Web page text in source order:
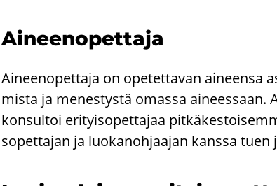
Ai­neen­opet­ta­ja
Ai­neen­opet­ta­ja on ope­tet­ta­van ai­neen­sa
mis­ta ja me­nes­tys­tä omas­sa
kon­sul­toi eri­tyi­so­pet­ta­jaa
so­pet­ta­jan ja luo­ka­noh­jaa­jan kans­sa tuen